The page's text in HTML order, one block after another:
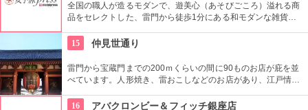
全国の職人が造るモダンで、遊美心（あそびごころ）溢れる商
品をセレクトした、雷門から徒歩1分にある和モダンな雑貨
めるので、粋な雑貨を探すのが楽しくなりそう。
15 仲見世通り
雷門から宝蔵門までの200ｍくらいの間に90ものお店が庇を並
べています。人形焼き、雷おこしなどのお店があり、江戸情緒
16
アバクロンビー＆フィッチ銀座店